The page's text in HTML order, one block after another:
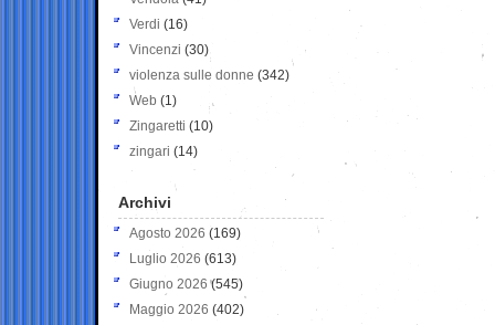
Verdi (16)
Vincenzi (30)
violenza sulle donne (342)
Web (1)
Zingaretti (10)
zingari (14)
Archivi
Agosto 2026 (169)
Luglio 2026 (613)
Giugno 2026 (545)
Maggio 2026 (402)